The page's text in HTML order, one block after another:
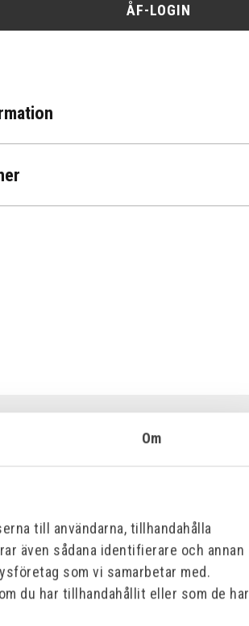
Om
till användarna, tillhandahålla
även sådana identifierare och annan
som vi samarbetar med.
du har tillhandahållit eller som de har
ÅF-LOGIN